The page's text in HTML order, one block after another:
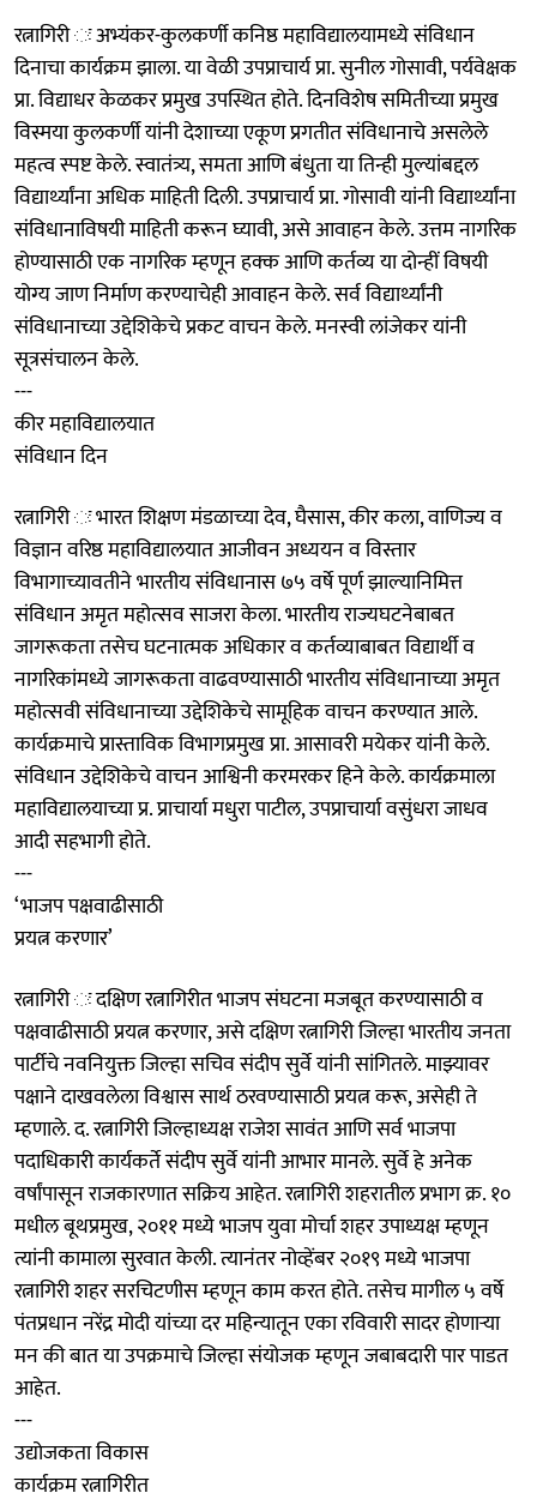
रत्नागिरी ः अभ्यंकर-कुलकर्णी कनिष्ठ महाविद्यालयामध्ये संविधान
दिनाचा कार्यक्रम झाला. या वेळी उपप्राचार्य प्रा. सुनील गोसावी, पर्यवेक्षक
प्रा. विद्याधर केळकर प्रमुख उपस्थित होते. दिनविशेष समितीच्या प्रमुख
विस्मया कुलकर्णी यांनी देशाच्या एकूण प्रगतीत संविधानाचे असलेले
महत्व स्पष्ट केले. स्वातंत्र्य, समता आणि बंधुता या तिन्ही मुल्यांबद्दल
विद्यार्थ्यांना अधिक माहिती दिली. उपप्राचार्य प्रा. गोसावी यांनी विद्यार्थ्यांना
संविधानाविषयी माहिती करून घ्यावी, असे आवाहन केले. उत्तम नागरिक
होण्यासाठी एक नागरिक म्हणून हक्क आणि कर्तव्य या दोन्हीं विषयी
योग्य जाण निर्माण करण्याचेही आवाहन केले. सर्व विद्यार्थ्यांनी
संविधानाच्या उद्देशिकेचे प्रकट वाचन केले. मनस्वी लांजेकर यांनी
सूत्रसंचालन केले.
---
कीर महाविद्यालयात
संविधान दिन
रत्नागिरी ः भारत शिक्षण मंडळाच्या देव, घैसास, कीर कला, वाणिज्य व
विज्ञान वरिष्ठ महाविद्यालयात आजीवन अध्ययन व विस्तार
विभागाच्यावतीने भारतीय संविधानास ७५ वर्षे पूर्ण झाल्यानिमित्त
संविधान अमृत महोत्सव साजरा केला. भारतीय राज्यघटनेबाबत
जागरूकता तसेच घटनात्मक अधिकार व कर्तव्याबाबत विद्यार्थी व
नागरिकांमध्ये जागरूकता वाढवण्यासाठी भारतीय संविधानाच्या अमृत
महोत्सवी संविधानाच्या उद्देशिकेचे सामूहिक वाचन करण्यात आले.
कार्यक्रमाचे प्रास्ताविक विभागप्रमुख प्रा. आसावरी मयेकर यांनी केले.
संविधान उद्देशिकेचे वाचन आश्विनी करमरकर हिने केले. कार्यक्रमाला
महाविद्यालयाच्या प्र. प्राचार्या मधुरा पाटील, उपप्राचार्या वसुंधरा जाधव
आदी सहभागी होते.
---
‘भाजप पक्षवाढीसाठी
प्रयत्न करणार’
रत्नागिरी ः दक्षिण रत्नागिरीत भाजप संघटना मजबूत करण्यासाठी व
पक्षवाढीसाठी प्रयत्न करणार, असे दक्षिण रत्नागिरी जिल्हा भारतीय जनता
पार्टीचे नवनियुक्त जिल्हा सचिव संदीप सुर्वे यांनी सांगितले. माझ्यावर
पक्षाने दाखवलेला विश्वास सार्थ ठरवण्यासाठी प्रयत्न करू, असेही ते
म्हणाले. द. रत्नागिरी जिल्हाध्यक्ष राजेश सावंत आणि सर्व भाजपा
पदाधिकारी कार्यकर्ते संदीप सुर्वे यांनी आभार मानले. सुर्वे हे अनेक
वर्षांपासून राजकारणात सक्रिय आहेत. रत्नागिरी शहरातील प्रभाग क्र. १०
मधील बूथप्रमुख, २०११ मध्ये भाजप युवा मोर्चा शहर उपाध्यक्ष म्हणून
त्यांनी कामाला सुरवात केली. त्यानंतर नोव्हेंबर २०१९ मध्ये भाजपा
रत्नागिरी शहर सरचिटणीस म्हणून काम करत होते. तसेच मागील ५ वर्षे
पंतप्रधान नरेंद्र मोदी यांच्या दर महिन्यातून एका रविवारी सादर होणाऱ्या
मन की बात या उपक्रमाचे जिल्हा संयोजक म्हणून जबाबदारी पार पाडत
आहेत.
---
उद्योजकता विकास
कार्यक्रम रत्नागिरीत